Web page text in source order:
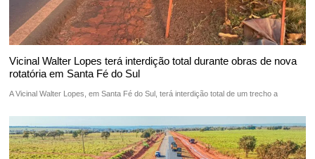
Vicinal Walter Lopes terá interdição total durante obras de nova
rotatória em Santa Fé do Sul
A Vicinal Walter Lopes, em Santa Fé do Sul, terá interdição total de um trecho a